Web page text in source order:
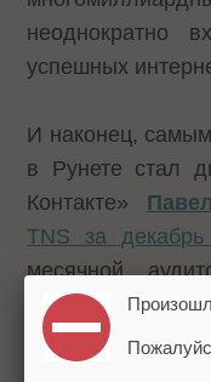
неоднократно
успешных
И наконец,
в Рунете стал
Контакте»
TNS за
месячной
только Яндексу
третью акций